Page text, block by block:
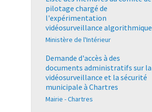
pilotage chargé de
l'expérimentation
vidéosurveillance algorithmique
Ministère de l'Intérieur
Demande d'accès à des
documents administratifs sur la
vidéosurveillance et la sécurité
municipale à Chartres
Mairie - Chartres